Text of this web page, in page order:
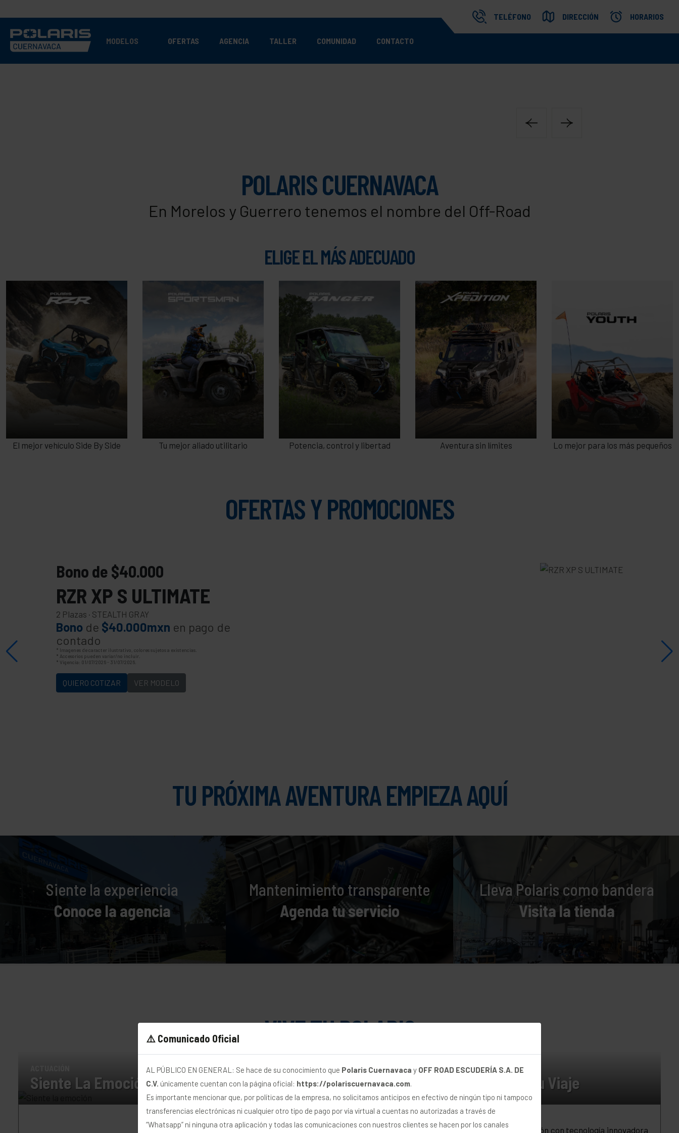
TELÉFONO DIRECCIÓN HORARIOS
MODELOS OFERTAS AGENCIA TALLER COMUNIDAD CONTACTO
POLARIS CUERNAVACA
En Morelos y Guerrero tenemos el nombre del Off-Road
ELIGE EL MÁS ADECUADO
RZR
El mejor vehículo Side By Side SPORTSMAN
Tu mejor aliado utilitario RANGER
Potencia, control y libertad POLARIS XPEDITION
Aventura sin límites YOUTH
Lo mejor para los más pequeños
OFERTAS Y PROMOCIONES
Bono de $40.000
RZR XP S ULTIMATE
2 Plazas · STEALTH GRAY
Bono de $40.000mxn en pago de
contado
* Imagenes de caracter ilustrativo, colores sujetos a existencias.
* Accesorios pueden variar/no incluir.
* Vigencia: 01/07/2026 - 31/07/2026.
QUIERO COTIZAR VER MODELO
TU PRÓXIMA AVENTURA EMPIEZA AQUÍ
Siente la experiencia
Conoce la agencia
Mantenimiento transparente
Agenda tu servicio
Lleva Polaris como bandera
Visita la tienda
VIVE TU POLARIS
Donde otros se detienen, nosotros seguimos.
Siente La Emoción
DISEÑO
Atrévete
Siéntete tan audaz como te ves con un estilo
TECNOLOGÍA
Optimiza Tu Viaje
Mejora tu conducción con tecnología innovadora
🍪 Uso de Cookies
Utilizamos cookies y tecnologías similares para personalizar y
mejorar su navegación, analizar visitas y transmitir publicidad.
⚠️ Comunicado Oficial
AL PÚBLICO EN GENERAL: Se hace de su conocimiento que Polaris Cuernavaca y OFF ROAD ESCUDERÍA S.A. DE
C.V. únicamente cuentan con la página oficial: https://polariscuernavaca.com.
Es importante mencionar que, por políticas de la empresa, no solicitamos anticipos en efectivo de ningún tipo ni tampoco
transferencias electrónicas ni cualquier otro tipo de pago por vía virtual a cuentas no autorizadas a través de
“Whatsapp” ni ninguna otra aplicación y todas las comunicaciones con nuestros clientes se hacen por los canales